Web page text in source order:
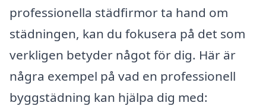
professionella städfirmor ta hand om
städningen, kan du fokusera på det som
verkligen betyder något för dig. Här är
några exempel på vad en professionell
byggstädning kan hjälpa dig med: